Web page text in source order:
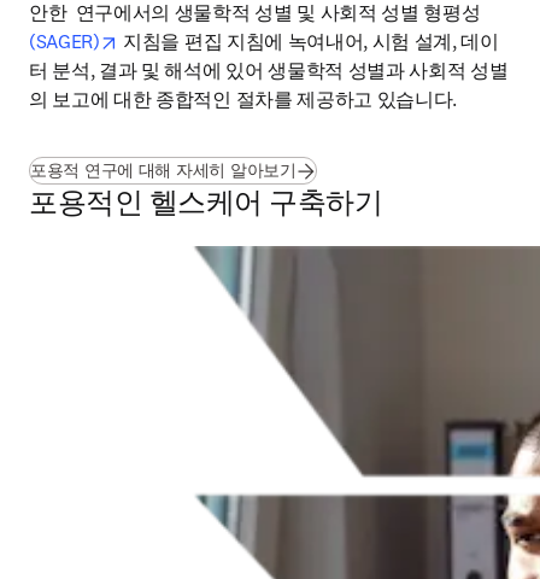
안한  연구에서의 생물학적 성별 및 사회적 성별 형평성
(SAGER)
opens in new tab/window
지침을 편집 지침에 녹여내어, 시험 설계, 데이
터 분석, 결과 및 해석에 있어 생물학적 성별과 사회적 성별
의 보고에 대한 종합적인 절차를 제공하고 있습니다.
포용적 연구에 대해 자세히 알아보기
포용적인 헬스케어 구축하기